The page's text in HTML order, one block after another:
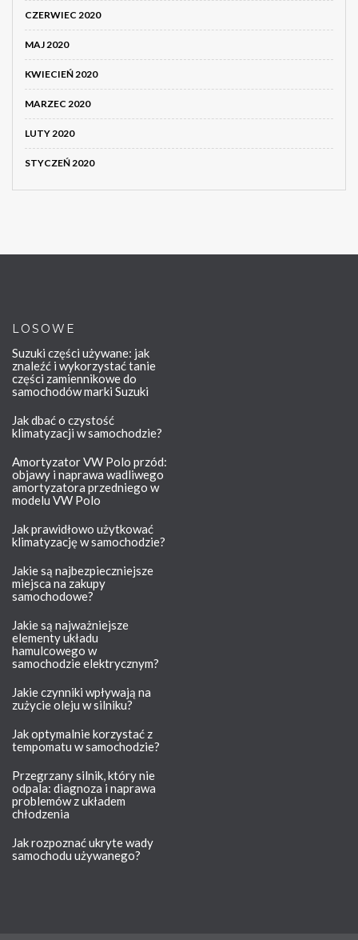
CZERWIEC 2020
MAJ 2020
KWIECIEŃ 2020
MARZEC 2020
LUTY 2020
STYCZEŃ 2020
LOSOWE
Suzuki części używane: jak
znaleźć i wykorzystać tanie
części zamiennikowe do
samochodów marki Suzuki
Jak dbać o czystość
klimatyzacji w samochodzie?
Amortyzator VW Polo przód:
objawy i naprawa wadliwego
amortyzatora przedniego w
modelu VW Polo
Jak prawidłowo użytkować
klimatyzację w samochodzie?
Jakie są najbezpieczniejsze
miejsca na zakupy
samochodowe?
Jakie są najważniejsze
elementy układu
hamulcowego w
samochodzie elektrycznym?
Jakie czynniki wpływają na
zużycie oleju w silniku?
Jak optymalnie korzystać z
tempomatu w samochodzie?
Przegrzany silnik, który nie
odpala: diagnoza i naprawa
problemów z układem
chłodzenia
Jak rozpoznać ukryte wady
samochodu używanego?